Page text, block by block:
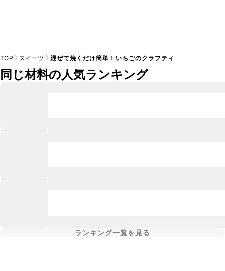
TOP スイーツ 混ぜて焼くだけ簡単！いちごのクラフティ
同じ材料の人気ランキング
ランキング一覧を見る